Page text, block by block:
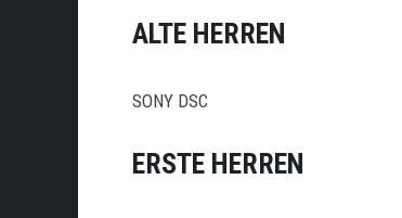
ALTE HERREN
SONY DSC
ERSTE HERREN